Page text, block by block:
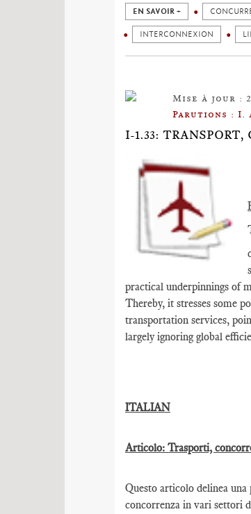
EN SAVOIR +
INTERCONNEXION
Mise à jour :
Parutions : I.
I-1.33:
practical underpinnings of
Thereby, it stresses some
transportation services,
largely ignoring global
ITALIAN
Articolo: Trasporti,
Questo articolo delinea
concorrenza in vari settori